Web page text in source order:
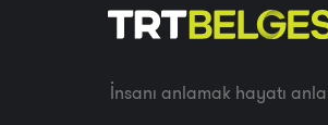
İnsanı anlamak hayatı